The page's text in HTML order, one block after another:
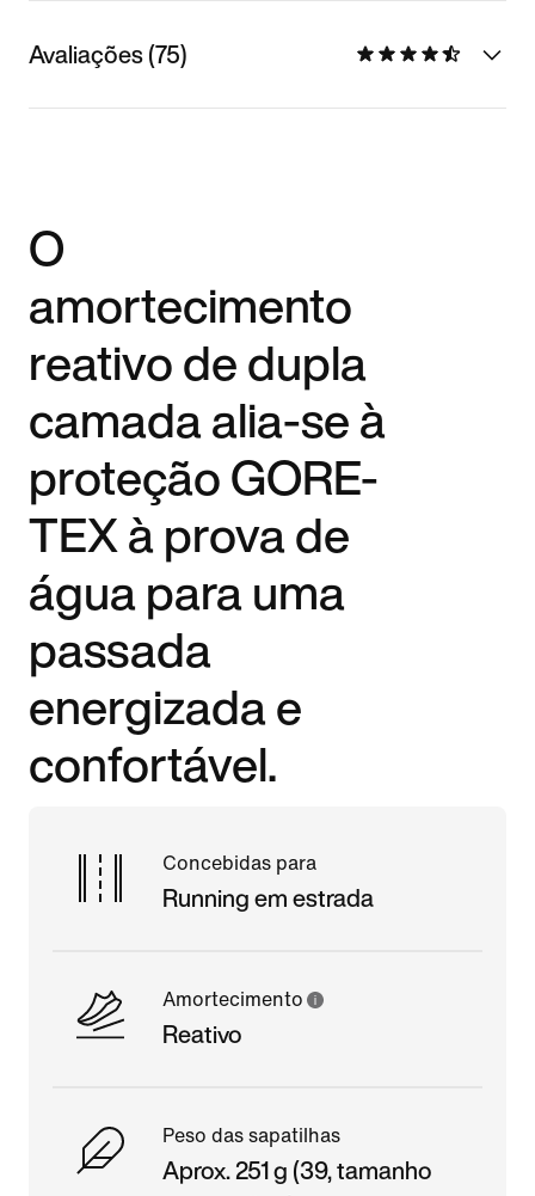
Avaliações (75)
O
amortecimento
reativo de dupla
camada alia-se à
proteção GORE-
TEX à prova de
água para uma
passada
energizada e
confortável.
Concebidas para
Running em estrada
Amortecimento
Reativo
Peso das sapatilhas
Aprox. 251 g (39, tamanho